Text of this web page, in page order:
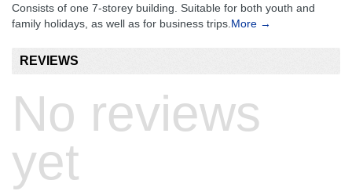
Consists of one 7-storey building. Suitable for both youth and
family holidays, as well as for business trips. More →
REVIEWS
No reviews
yet